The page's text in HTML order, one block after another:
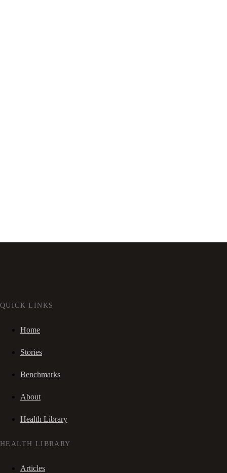
QUICK LINKS
Home
Stories
Benchmarks
About
Health Library
HEALTH LIBRARY
Articles